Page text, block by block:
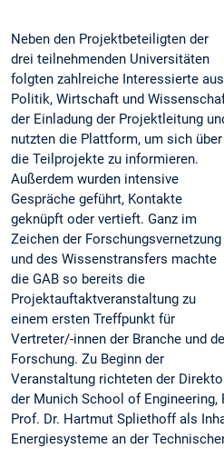
Neben den Projektbeteiligten der
drei teilnehmenden Universitäten
folgten zahlreiche Interessierte aus
Politik, Wirtschaft und
der Einladung der Projektleitung
nutzten die Plattform, um sich über
die Teilprojekte zu informieren.
Außerdem wurden intensive
Gespräche geführt, Kontakte
geknüpft oder vertieft. Ganz im
Zeichen der Forschungsvernetzung
und des Wissenstransfers machte
die GAB so bereits die
Projektauftaktveranstaltung zu
einem ersten Treffpunkt für
Vertreter/-innen der Branche und
Forschung. Zu Beginn der
Veranstaltung richteten der
der Munich School of Engineering,
Prof. Dr. Hartmut Spliethoff als
Energiesysteme an der